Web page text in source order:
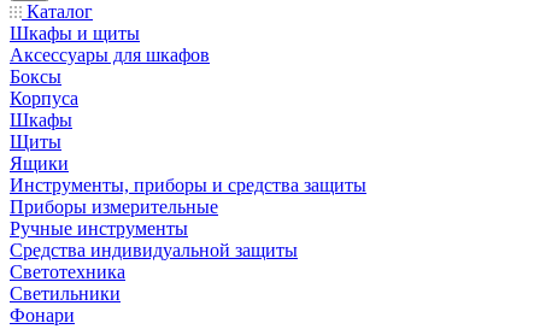
Каталог
Шкафы и щиты
Аксессуары для шкафов
Боксы
Корпуса
Шкафы
Щиты
Ящики
Инструменты, приборы и средства защиты
Приборы измерительные
Ручные инструменты
Средства индивидуальной защиты
Светотехника
Светильники
Фонари